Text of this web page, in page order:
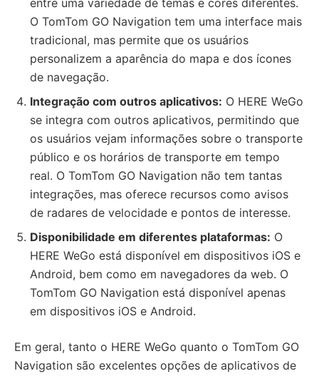
entre uma variedade de temas e cores diferentes.
O TomTom GO Navigation tem uma interface mais
tradicional, mas permite que os usuários
personalizem a aparência do mapa e dos ícones
de navegação.
Integração com outros aplicativos: O HERE WeGo
se integra com outros aplicativos, permitindo que
os usuários vejam informações sobre o transporte
público e os horários de transporte em tempo
real. O TomTom GO Navigation não tem tantas
integrações, mas oferece recursos como avisos
de radares de velocidade e pontos de interesse.
Disponibilidade em diferentes plataformas: O
HERE WeGo está disponível em dispositivos iOS e
Android, bem como em navegadores da web. O
TomTom GO Navigation está disponível apenas
em dispositivos iOS e Android.
Em geral, tanto o HERE WeGo quanto o TomTom GO
Navigation são excelentes opções de aplicativos de